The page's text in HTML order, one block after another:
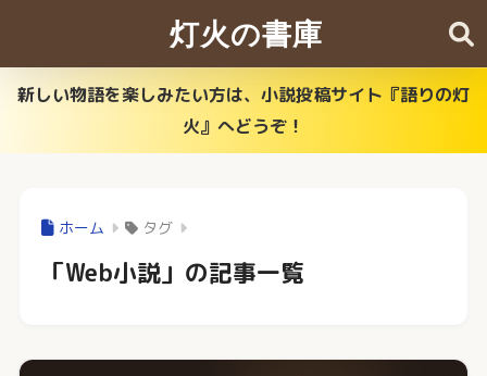
灯火の書庫
新しい物語を楽しみたい方は、小説投稿サイト『語りの灯
火』へどうぞ！
ホーム タグ
「Web小説」の記事一覧